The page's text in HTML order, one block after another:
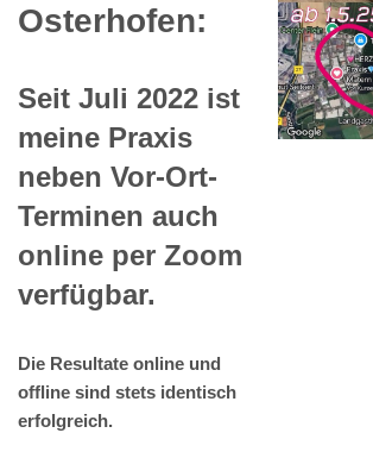
Osterhofen:
Seit Juli 2022 ist
meine Praxis
neben Vor-Ort-
Terminen auch
online per Zoom
verfügbar.
Die Resultate online und
offline sind stets identisch
erfolgreich.